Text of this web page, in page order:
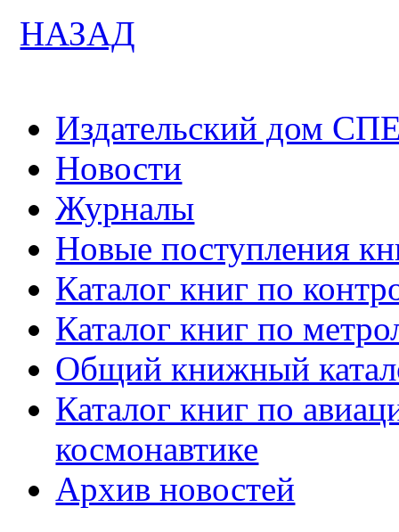
НАЗАД
Издательский дом
Новости
Журналы
Новые поступления
Каталог книг по
Каталог книг по
Общий книжный
Каталог книг по
космонавтике
Архив новостей